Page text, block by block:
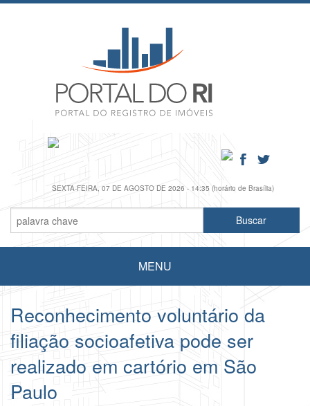
SEXTA-FEIRA, 07 DE AGOSTO DE 2026 - 14:35 (horário de Brasília)
MENU
Reconhecimento voluntário da
filiação socioafetiva pode ser
realizado em cartório em São
Paulo